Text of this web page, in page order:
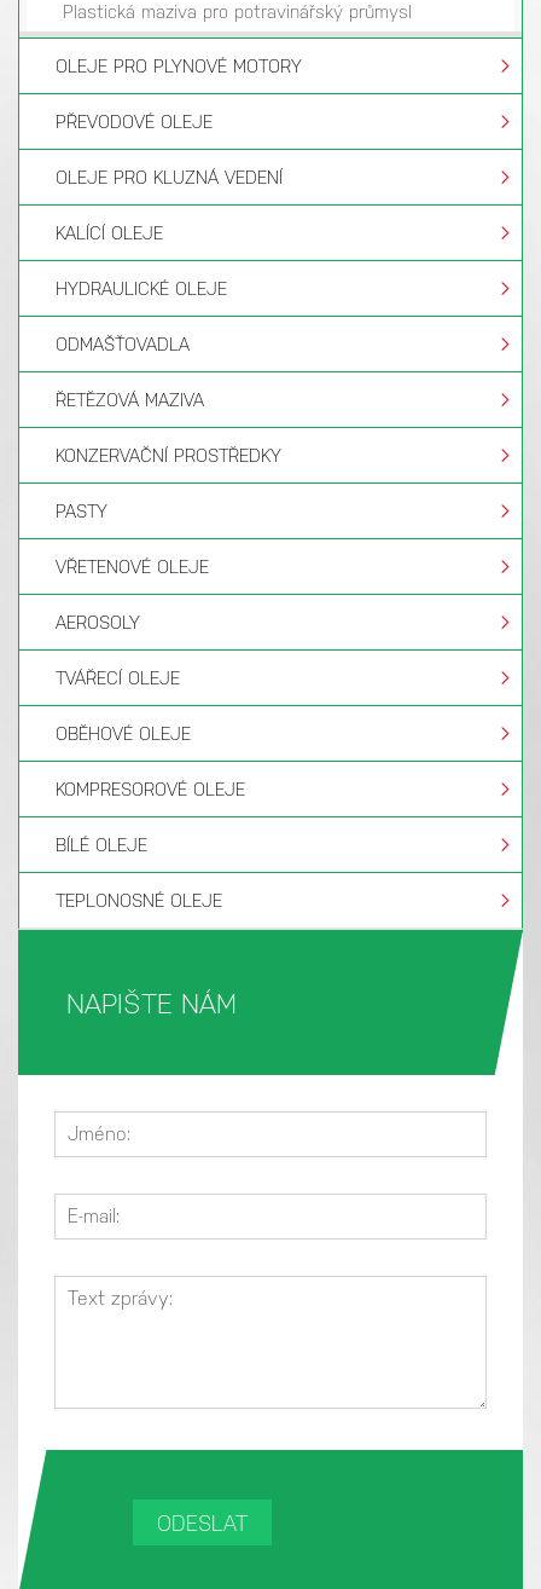
Plastická maziva pro potravinářský průmysl
OLEJE PRO PLYNOVÉ MOTORY
PŘEVODOVÉ OLEJE
OLEJE PRO KLUZNÁ VEDENÍ
KALÍCÍ OLEJE
HYDRAULICKÉ OLEJE
ODMAŠŤOVADLA
ŘETĚZOVÁ MAZIVA
KONZERVAČNÍ PROSTŘEDKY
PASTY
VŘETENOVÉ OLEJE
AEROSOLY
TVÁŘECÍ OLEJE
OBĚHOVÉ OLEJE
KOMPRESOROVÉ OLEJE
BÍLÉ OLEJE
TEPLONOSNÉ OLEJE
NAPIŠTE NÁM